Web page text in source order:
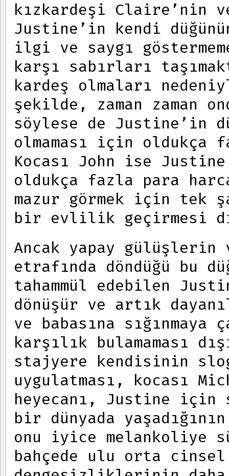
kızkardeşi Claire’nin
Justine’in kendi
ilgi ve saygı
karşı sabırları
kardeş olmaları
şekilde, zaman zaman
söylese de Justine’in
olmaması için oldukça
Kocası John ise
oldukça fazla para
mazur görmek için tek
bir evlilik geçirmesi
Ancak yapay
etrafında döndüğü bu
tahammül edebilen
dönüşür ve artık
ve babasına sığınmaya
karşılık bulamaması
stajyere kendisinin
uygulatması, kocası
heyecanı, Justine için
bir dünyada
onu iyice melankoliye
bahçede ulu orta